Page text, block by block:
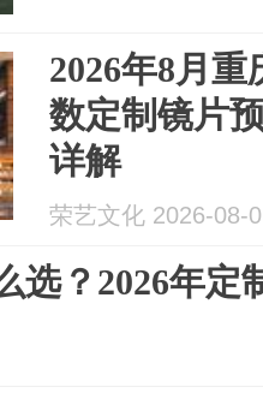
2026年8月
数定制镜片
详解
荣艺文化 2026-08-
选？2026年定